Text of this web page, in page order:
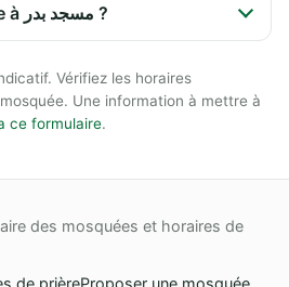
Comment se rendre à مسجد بدر ?
Vérifiez les horaires
Une information à mettre à
ce formulaire.
des mosquées et horaires de
de prièreProposer une mosquée